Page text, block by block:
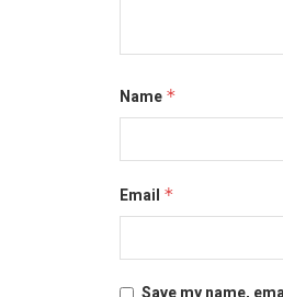
Name *
Email *